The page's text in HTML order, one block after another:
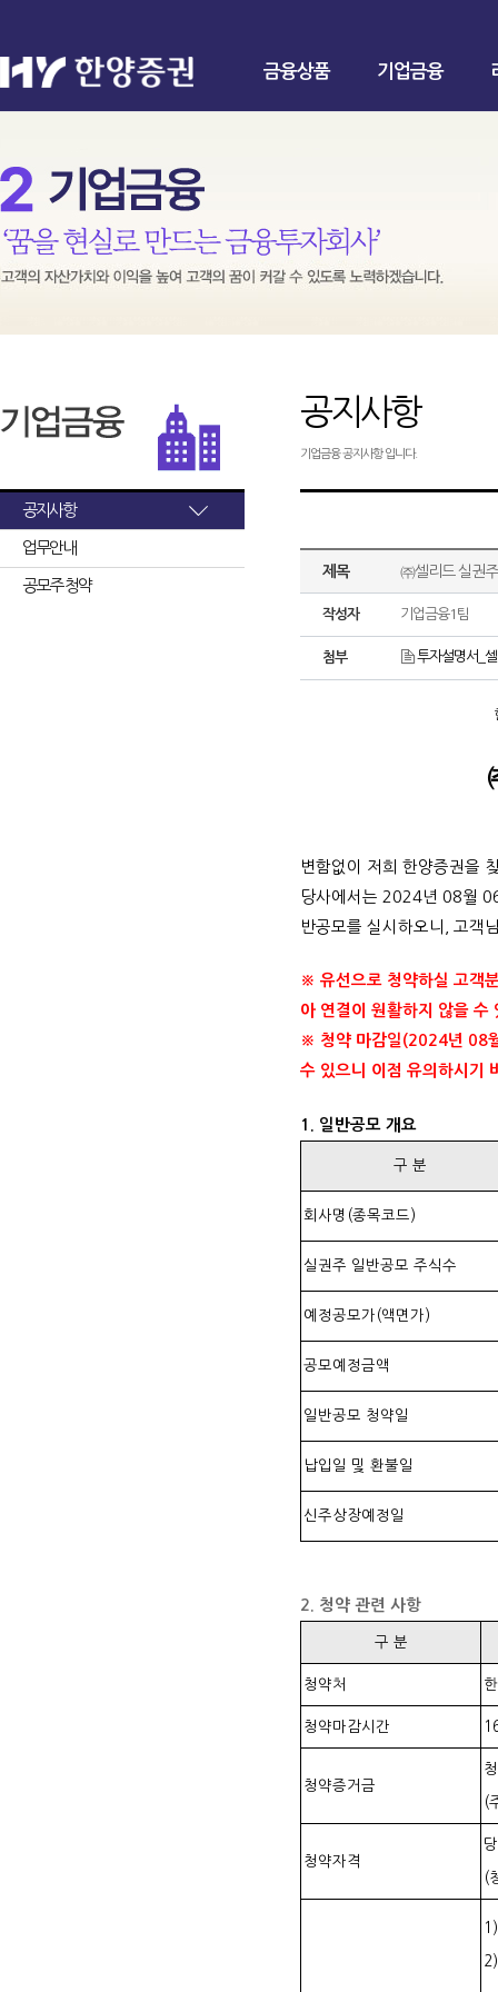
금융상품 기업금융
공지사항
업무안내
공모주 청약
공지사항
기업금융 공지사항 입니다.
제목 ㈜셀리드 실권
작성자 기업금융1팀
첨부 투자설명서_
변함없이 저희 한양증권을
당사에서는 2024년 08월
반공모를 실시하오니, 고객
※ 유선으로 청약하실 고객
아 연결이 원활하지 않을 수
※ 청약 마감일(2024년 08
수 있으니 이점 유의하시기
1. 일반공모 개요
구 분
회사명(종목코드)
실권주 일반공모 주식수
예정공모가(액면가)
공모예정금액
일반공모 청약일
납입일 및 환불일
신주상장예정일
2. 청약 관련 사항
구 분
청약처
청약마감시간
청약증거금
(
청약자격
(